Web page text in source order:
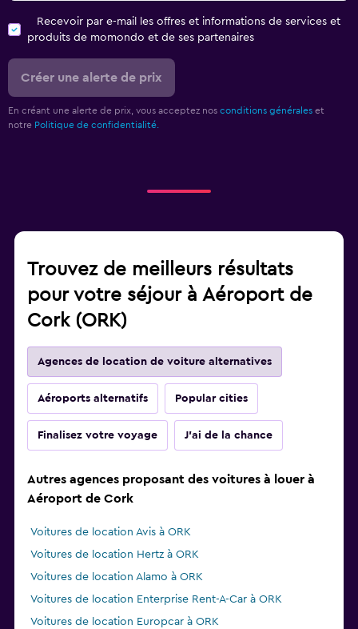
Recevoir par e-mail les offres et informations de services et
produits de momondo et de ses partenaires
Créer une alerte de prix
En créant une alerte de prix, vous acceptez nos conditions générales et
notre Politique de confidentialité.
Trouvez de meilleurs résultats
pour votre séjour à Aéroport de
Cork (ORK)
Agences de location de voiture alternatives
Aéroports alternatifs Popular cities
Finalisez votre voyage J'ai de la chance
Autres agences proposant des voitures à louer à
Aéroport de Cork
Voitures de location Avis à ORK
Voitures de location Hertz à ORK
Voitures de location Alamo à ORK
Voitures de location Enterprise Rent-A-Car à ORK
Voitures de location Europcar à ORK